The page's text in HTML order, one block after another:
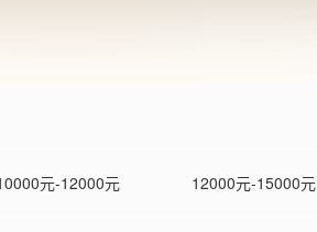
元-12000元
12000元-15000元